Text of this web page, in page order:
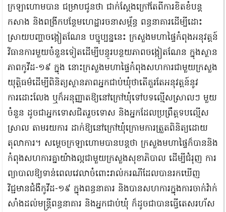
ក្រឡាហោមបាន ជម្រាបជូនថា ជាក់ស្ដែងក្រៅតែពីការខិតខំបន្ត
កសាង និងពង្រីកបន្ថែមហេដ្ឋារចនាសម្ព័ន្ធ ពន្ធនាគារដើម្បីដោះ
ស្រាយបញ្ហាចង្អៀតណែន បច្ចុប្បន្ននេះ ក្រសួងមហាផ្ទៃកំពុងអនុវត្តន៍
វិធានការមួយចំនួនទៀតដើម្បីបន្ធូរបន្ថយភាពចង្អៀតណែន ក្នុងស្ថាន
ភាពកូវីដ-១៩ ក្នុង នោះក្រសួងមហាផ្ទៃកំពុងសហការជាមួយក្រសួង
យុត្តិធម៌ដើម្បីពិនិត្យស្ថានភាពអ្នកជាប់ឃុំថាតើគួរតែអនុវត្តន៍នូវ
ការដោះលែង ឬក៏អនុញ្ញាតឱ្យនៅក្រៅឃុំទៅបទល្មើសស្រាលៗ មួយ
ចំនួន ដូចជាអ្នកទោសជិតរួចទោស និងអ្នកដែលប្រព្រឹត្តទបល្មើស
ស្រាល តាមរយការ ដាក់ឱ្យនៅក្រៅឃុំក្រោមការត្រួតពិនិត្យដោយ
តុលាការ។ សម្ដេចក្រឡាហោមបានបន្តថា ក្រសួងមហាផ្ទៃក៏បាននិង
កំពុងសហការគ្នាយ៉ាងល្អជាមួយក្រសួងសុខាភិបាល ដើម្បីជំរុញ ការ
ព្យាបាលឱ្យទាន់ពេលវេលាចំពោះរាល់ករណីដែលបានរកឃើញ
វិជ្ជមានជំងឺកូវីដ-១៩ ក្នុងពន្ធនាគារ និងបានសហការក្នុងការចាក់វ៉ាក់
សាំងដល់មន្រ្តីពន្ធនាគារ និងអ្នកជាប់ឃុំ ក៏ដូចជាបានធ្វើតេសរហ័ស